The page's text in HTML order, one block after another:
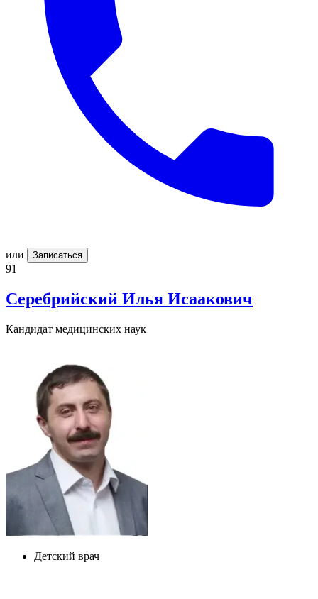
или Записаться
91
Серебрийский Илья Исаакович
Кандидат медицинских наук
Детский врач